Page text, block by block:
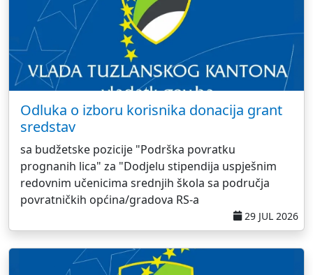
Odluka o izboru korisnika donacija grant
sredstav
sa budžetske pozicije "Podrška povratku
prognanih lica" za "Dodjelu stipendija uspješnim
redovnim učenicima srednjih škola sa područja
povratničkih općina/gradova RS-a
29 JUL 2026